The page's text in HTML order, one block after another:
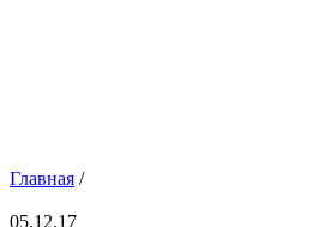
Главная /
05.12.17